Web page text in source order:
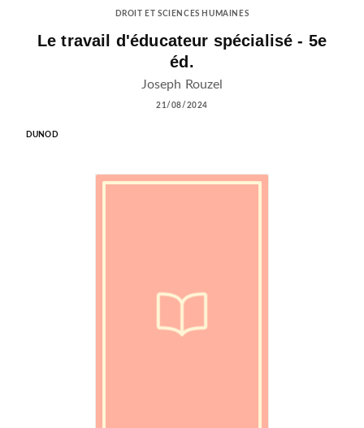
DROIT ET SCIENCES HUMAINES
Le travail d'éducateur spécialisé - 5e
éd.
Joseph Rouzel
21/08/2024
DUNOD